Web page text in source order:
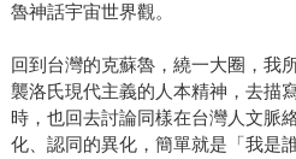
魯神話宇宙世界觀。
回到台灣的克蘇魯，繞一大圈，我
襲洛氏現代主義的人本精神，去描
時，也回去討論同樣在台灣人文脈
化、認同的異化，簡單就是「我是